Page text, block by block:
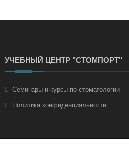
УЧЕБНЫЙ ЦЕНТР "СТОМПОРТ"
Семинары и курсы по стоматологии
Политика конфиденциальности